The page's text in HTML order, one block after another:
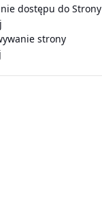
dostępu do Strony
strony